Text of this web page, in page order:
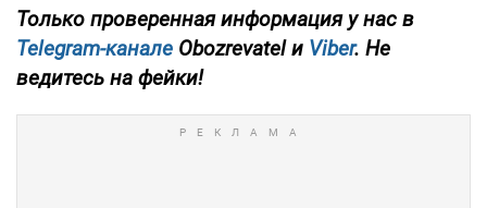
Только проверенная информация у нас в
Telegram-канале Obozrevatel и Viber. Не
ведитесь на фейки!